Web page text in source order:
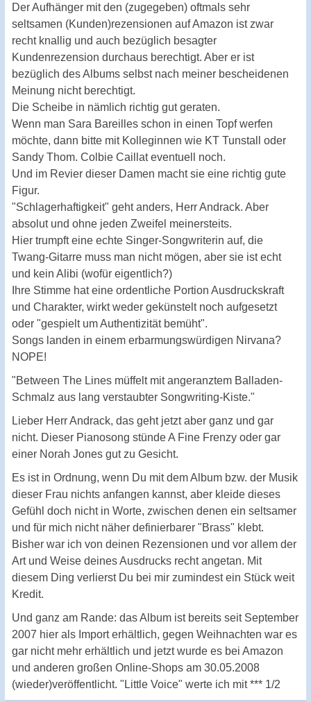
Der Aufhänger mit den (zugegeben) oftmals sehr
seltsamen (Kunden)rezensionen auf Amazon ist zwar
recht knallig und auch bezüglich besagter
Kundenrezension durchaus berechtigt. Aber er ist
bezüglich des Albums selbst nach meiner bescheidenen
Meinung nicht berechtigt.
Die Scheibe in nämlich richtig gut geraten.
Wenn man Sara Bareilles schon in einen Topf werfen
möchte, dann bitte mit Kolleginnen wie KT Tunstall oder
Sandy Thom. Colbie Caillat eventuell noch.
Und im Revier dieser Damen macht sie eine richtig gute
Figur.
"Schlagerhaftigkeit" geht anders, Herr Andrack. Aber
absolut und ohne jeden Zweifel meinersteits.
Hier trumpft eine echte Singer-Songwriterin auf, die
Twang-Gitarre muss man nicht mögen, aber sie ist echt
und kein Alibi (wofür eigentlich?)
Ihre Stimme hat eine ordentliche Portion Ausdruckskraft
und Charakter, wirkt weder gekünstelt noch aufgesetzt
oder "gespielt um Authentizität bemüht".
Songs landen in einem erbarmungswürdigen Nirvana?
NOPE!
"Between The Lines müffelt mit angeranztem Balladen-
Schmalz aus lang verstaubter Songwriting-Kiste."
Lieber Herr Andrack, das geht jetzt aber ganz und gar
nicht. Dieser Pianosong stünde A Fine Frenzy oder gar
einer Norah Jones gut zu Gesicht.
Es ist in Ordnung, wenn Du mit dem Album bzw. der Musik
dieser Frau nichts anfangen kannst, aber kleide dieses
Gefühl doch nicht in Worte, zwischen denen ein seltsamer
und für mich nicht näher definierbarer "Brass" klebt.
Bisher war ich von deinen Rezensionen und vor allem der
Art und Weise deines Ausdrucks recht angetan. Mit
diesem Ding verlierst Du bei mir zumindest ein Stück weit
Kredit.
Und ganz am Rande: das Album ist bereits seit September
2007 hier als Import erhältlich, gegen Weihnachten war es
gar nicht mehr erhältlich und jetzt wurde es bei Amazon
und anderen großen Online-Shops am 30.05.2008
(wieder)veröffentlicht. "Little Voice" werte ich mit *** 1/2